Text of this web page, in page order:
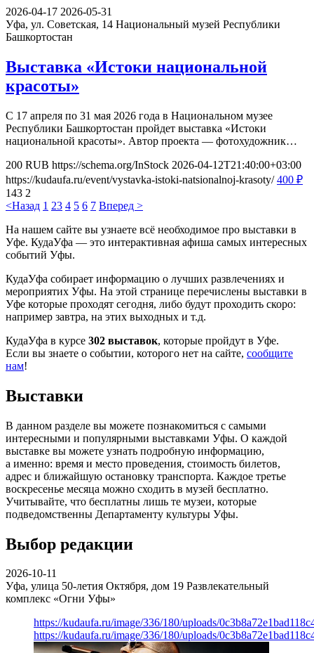
2026-04-17 2026-05-31
Уфа, ул. Советская, 14 Национальный музей Республики
Башкортостан
Выставка «Истоки национальной
красоты»
С 17 апреля по 31 мая 2026 года в Национальном музее
Республики Башкортостан пройдет выставка «Истоки
национальной красоты». Автор проекта — фотохудожник…
200 RUB https://schema.org/InStock 2026-04-12T21:40:00+03:00
https://kudaufa.ru/event/vystavka-istoki-natsionalnoj-krasoty/ 400 ₽
143 2
<Назад 1 23 4 5 6 7 Вперед >
На нашем сайте вы узнаете всё необходимое про выставки в
Уфе. КудаУфа — это интерактивная афиша самых интересных
событий Уфы.
КудаУфа собирает информацию о лучших развлечениях и
мероприятих Уфы. На этой странице перечислены выставки в
Уфе которые проходят сегодня, либо будут проходить скоро:
например завтра, на этих выходных и т.д.
КудаУфа в курсе 302 выставок, которые пройдут в Уфе.
Если вы знаете о событии, которого нет на сайте, сообщите
нам!
Выставки
В данном разделе вы можете познакомиться с самыми
интересными и популярными выставками Уфы. О каждой
выставке вы можете узнать подробную информацию,
а именно: время и место проведения, стоимость билетов,
адрес и ближайшую остановку транспорта. Каждое третье
воскресенье месяца можно сходить в музей бесплатно.
Учитывайте, что бесплатны лишь те музеи, которые
подведомственны Департаменту культуры Уфы.
Выбор редакции
2026-10-11
Уфа, улица 50-летия Октября, дом 19 Развлекательный
комплекс «Огни Уфы»
https://kudaufa.ru/image/336/180/uploads/
https://kudaufa.ru/image/336/180/uploads/